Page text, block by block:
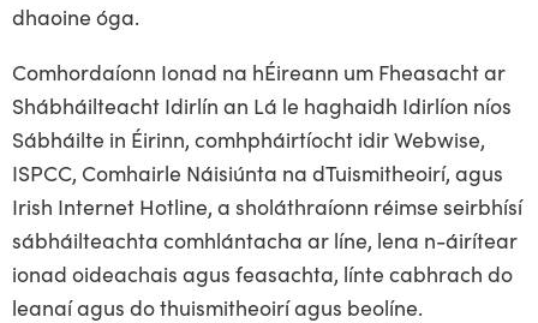
dhaoine óga.
Comhordaíonn Ionad na hÉireann um Fheasacht ar
Shábháilteacht Idirlín an Lá le haghaidh Idirlíon níos
Sábháilte in Éirinn, comhpháirtíocht idir Webwise,
ISPCC, Comhairle Náisiúnta na dTuismitheoirí, agus
Irish Internet Hotline, a sholáthraíonn réimse seirbhísí
sábháilteachta comhlántacha ar líne, lena n-áirítear
ionad oideachais agus feasachta, línte cabhrach do
leanaí agus do thuismitheoirí agus beolíne.